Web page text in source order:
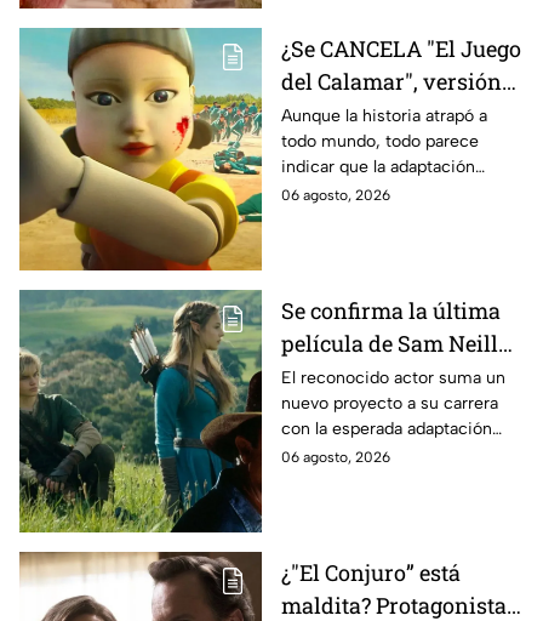
¿Se CANCELA "El Juego
del Calamar", versión
Estados Unidos? Esto
es lo que se sabe al
momento
Aunque la historia atrapó a
todo mundo, todo parece
indicar que la adaptación
podría ser cancelada:
06 agosto, 2026
Se confirma la última
película de Sam Neill
antes de morir: esto es
lo que se sabe hasta
ahora
El reconocido actor suma un
nuevo proyecto a su carrera
con la esperada adaptación
cinematográfica del popular
06 agosto, 2026
¿"El Conjuro” está
maldita? Protagonista